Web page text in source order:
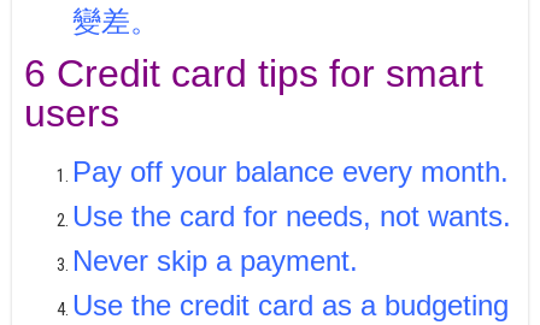
變差。
6 Credit card tips for smart
users
Pay off your balance every month.
Use the card for needs, not wants.
Never skip a payment.
Use the credit card as a budgeting